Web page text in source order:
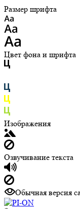
Размер шрифта
Цвет фона и шрифта
Изображения
Озвучивание текста
Обычная версия